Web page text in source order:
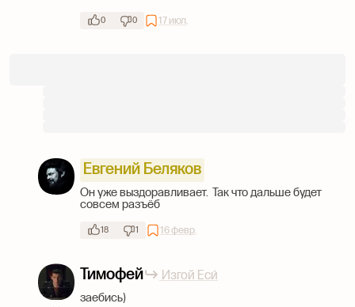
0 0 17 июл.
Евгений Беляков
Он уже выздоравливает. Так что дальше будет
совсем разъёб
18 1 16 февр.
Тимофей
Изгой Еси́
заебись)